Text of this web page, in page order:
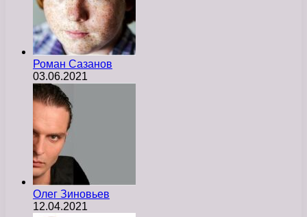
Роман Сазанов
03.06.2021
Олег Зиновьев
12.04.2021